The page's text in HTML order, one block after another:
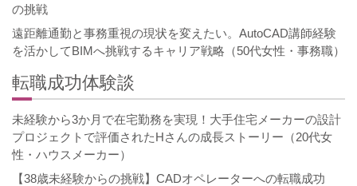
の挑戦
遠距離通勤と事務重視の現状を変えたい。AutoCAD講師経験
を活かしてBIMへ挑戦するキャリア戦略（50代女性・事務職）
転職成功体験談
未経験から3か月で在宅勤務を実現！大手住宅メーカーの設計
プロジェクトで評価されたHさんの成長ストーリー（20代女
性・ハウスメーカー）
【38歳未経験からの挑戦】CADオペレーターへの転職成功